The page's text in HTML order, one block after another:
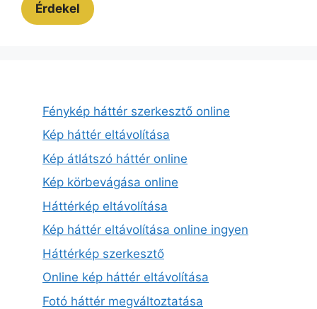
Érdekel
Fénykép háttér szerkesztő online
Kép háttér eltávolítása
Kép átlátszó háttér online
Kép körbevágása online
Háttérkép eltávolítása
Kép háttér eltávolítása online ingyen
Háttérkép szerkesztő
Online kép háttér eltávolítása
Fotó háttér megváltoztatása